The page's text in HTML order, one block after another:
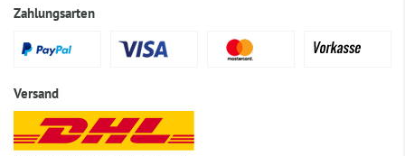
Zahlungsarten
Versand